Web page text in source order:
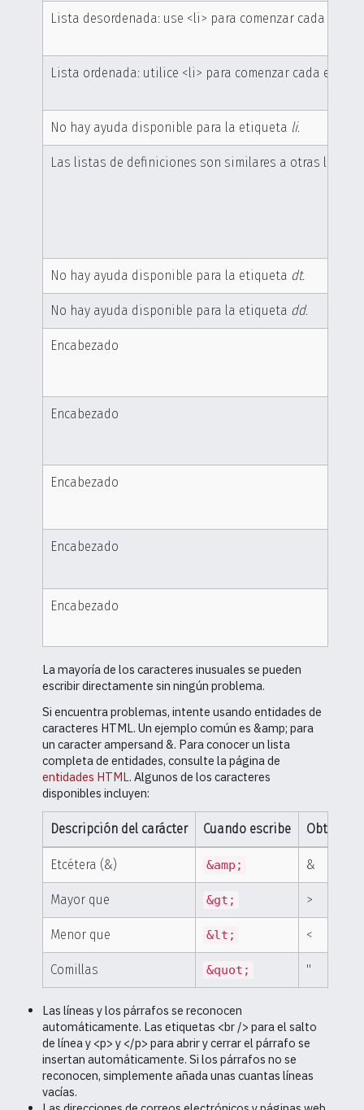
Lista desordenada: use <li> para comenzar cada
Lista ordenada: utilice <li> para comenzar cada
No hay ayuda disponible para la etiqueta li.
Las listas de definiciones son similares a otras listas
No hay ayuda disponible para la etiqueta dt.
No hay ayuda disponible para la etiqueta dd.
Encabezado
Encabezado
Encabezado
Encabezado
Encabezado
La mayoría de los caracteres inusuales se pueden
escribir directamente sin ningún problema.
Si encuentra problemas, intente usando entidades de
caracteres HTML. Un ejemplo común es &amp; para
un caracter ampersand &. Para conocer un lista
completa de entidades, consulte la página de
entidades HTML. Algunos de los caracteres
disponibles incluyen:
Descripción del carácter Cuando escribe Obtiene
Etcétera (&) &amp; &
Mayor que &gt; >
Menor que &lt; <
Comillas &quot; "
Las líneas y los párrafos se reconocen
automáticamente. Las etiquetas <br /> para el salto
de línea y <p> y </p> para abrir y cerrar el párrafo se
insertan automáticamente. Si los párrafos no se
reconocen, simplemente añada unas cuantas líneas
vacías.